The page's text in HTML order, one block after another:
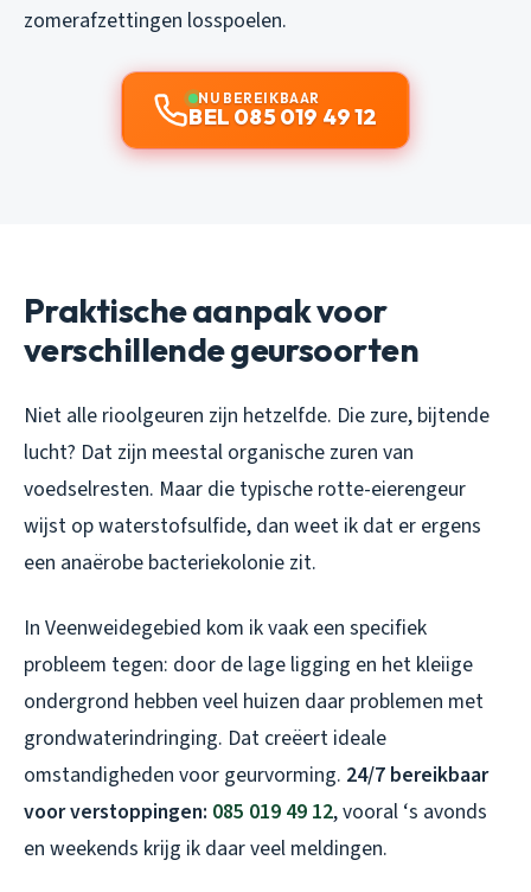
zomerafzettingen losspoelen.
NU BEREIKBAAR
BEL 085 019 49 12
Praktische aanpak voor
verschillende geursoorten
Niet alle rioolgeuren zijn hetzelfde. Die zure, bijtende
lucht? Dat zijn meestal organische zuren van
voedselresten. Maar die typische rotte-eierengeur
wijst op waterstofsulfide, dan weet ik dat er ergens
een anaërobe bacteriekolonie zit.
In Veenweidegebied kom ik vaak een specifiek
probleem tegen: door de lage ligging en het kleiige
ondergrond hebben veel huizen daar problemen met
grondwaterindringing. Dat creëert ideale
omstandigheden voor geurvorming. 24/7 bereikbaar
voor verstoppingen: 085 019 49 12, vooral ‘s avonds
en weekends krijg ik daar veel meldingen.